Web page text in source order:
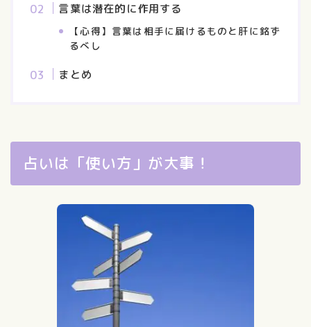
言葉は潜在的に作用する
【心得】言葉は相手に届けるものと肝に銘ず
るべし
まとめ
占いは「使い方」が大事！